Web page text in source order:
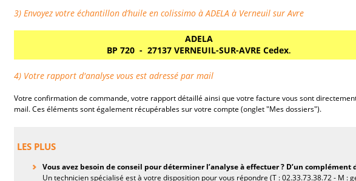
3) Envoyez votre échantillon d’huile en colissimo à ADELA à Verneuil sur Avre
ADELA
BP 720 - 27137 VERNEUIL-SUR-AVRE Cedex.
4) Votre rapport d'analyse vous est adressé par mail
Votre confirmation de commande, votre rapport détaillé ainsi que votre facture vous sont
mail. Ces éléments sont également récupérables sur votre compte (onglet "Mes dossiers").
LES PLUS
Vous avez besoin de conseil pour déterminer l’analyse à effectuer ? D’un complément
Untechnicien spécialisé est à votre disposition pour vous répondre (T : 02.33.73.38.72 - M :